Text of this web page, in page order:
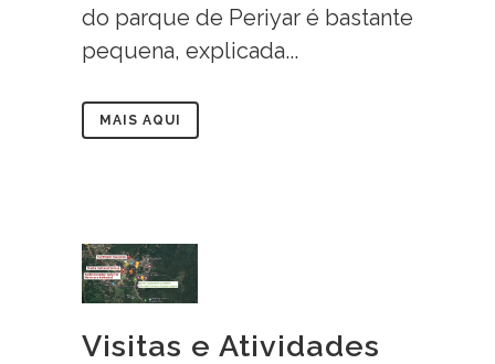
do parque de Periyar é bastante
pequena, explicada...
MAIS AQUI
Visitas e Atividades